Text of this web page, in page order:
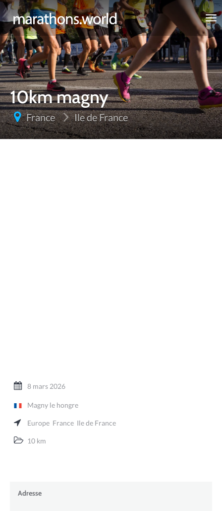
marathons.world
10km magny
France Ile de France
8 mars 2026
Magny le hongre
Europe France Ile de France
10 km
Adresse